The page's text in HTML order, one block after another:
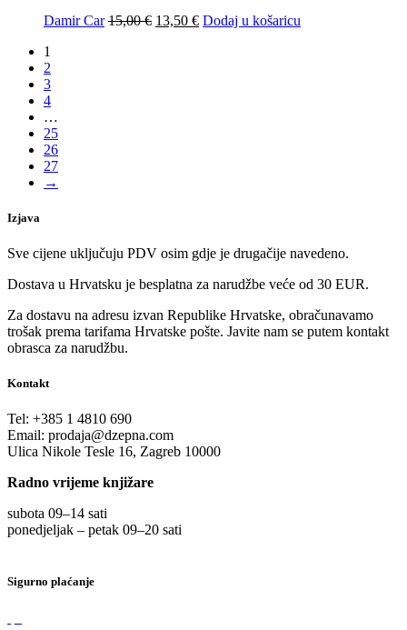
Damir Car 15,00€ Izvorna
13,50 €Trenutna
Dodaj u košaricu
1
2
3
4
…
25
26
27
→
Izjava
Sve cijene uključuju PDV osim gdje je drugačije navedeno.
Dostava u Hrvatsku je besplatna za narudžbe veće od 30 EUR.
Za dostavu na adresu izvan Republike Hrvatske, obračunavamo
trošak prema tarifama Hrvatske pošte. Javite nam se putem kontakt
obrasca za narudžbu.
Kontakt
Tel: +385 1 4810 690
Email: prodaja@dzepna.com
Ulica Nikole Tesle 16, Zagreb 10000
Radno vrijeme knjižare
subota 09–14 sati
ponedjeljak – petak 09–20 sati
Sigurno plaćanje